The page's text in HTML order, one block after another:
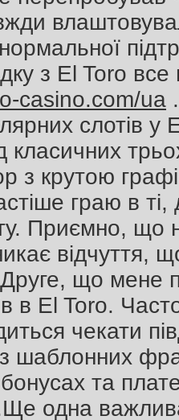
нормальної
з El Toro
casino.com/ua
слотів у
класичних
з крутою
граю в
Приємно, що
відчуття,
що мене
в El Toro.
чекати
шаблонних
та
одна